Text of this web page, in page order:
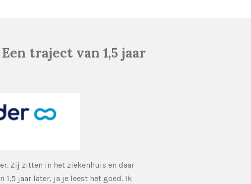
Een traject van 1,5 jaar
Zij zitten in het ziekenhuis en daar
jaar later, ja je leest het goed. Ik